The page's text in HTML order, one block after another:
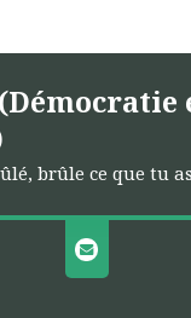
brûle ce que tu